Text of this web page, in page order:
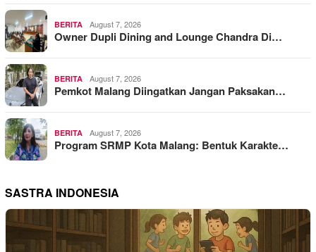
BERITA August 7, 2026
Owner Dupli Dining and Lounge Chandra Di…
BERITA August 7, 2026
Pemkot Malang Diingatkan Jangan Paksakan…
BERITA August 7, 2026
Program SRMP Kota Malang: Bentuk Karakte…
SASTRA INDONESIA